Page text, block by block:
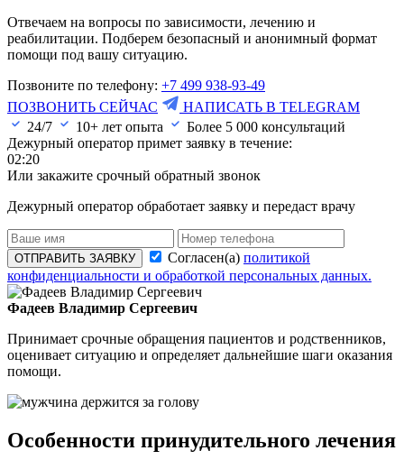
Отвечаем на вопросы по зависимости, лечению и
реабилитации. Подберем безопасный и анонимный формат
помощи под вашу ситуацию.
Позвоните по телефону: +7 499 938-93-49
ПОЗВОНИТЬ СЕЙЧАС
НАПИСАТЬ В TELEGRAM
24/7
10+ лет опыта Более 5 000 консультаций
Дежурный оператор примет заявку в течение:
02:20
Или закажите срочный обратный звонок
Дежурный оператор обработает заявку и передаст врачу
ОТПРАВИТЬ ЗАЯВКУ Согласен(а) политикой
конфиденциальности и обработкой персональных данных.
Фадеев Владимир Сергеевич
Принимает срочные обращения пациентов и родственников,
оценивает ситуацию и определяет дальнейшие шаги оказания
помощи.
Особенности принудительного лечения